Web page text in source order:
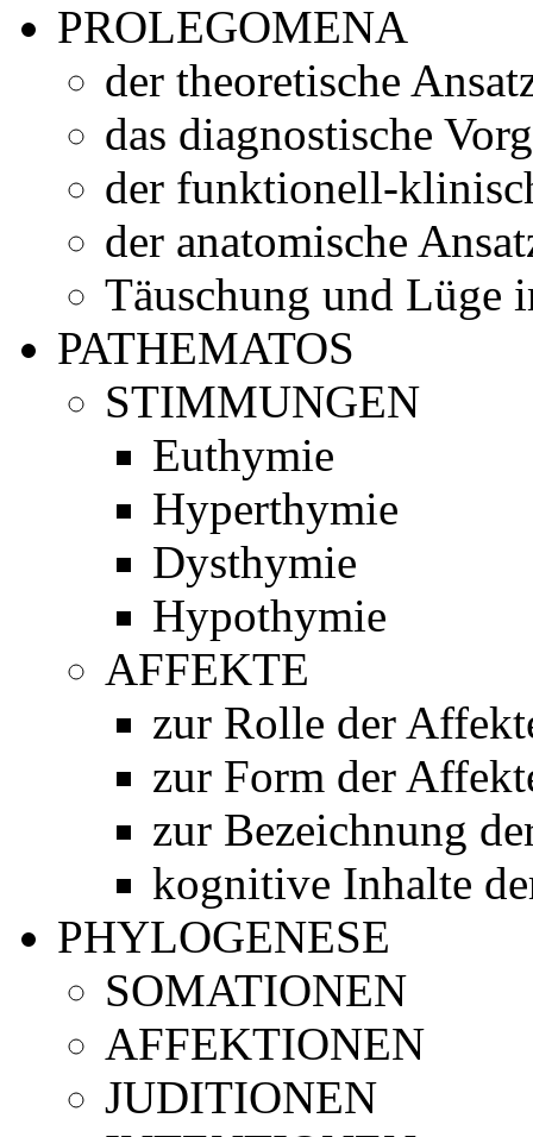
PROLEGOMENA
der theoretische
das diagnostische
der funktionell-
der anatomische
Täuschung und Lüge
PATHEMATOS
STIMMUNGEN
Euthymie
Hyperthymie
Dysthymie
Hypothymie
AFFEKTE
zur Rolle der
zur Form der
zur Bezeichnung
kognitive Inhalte
PHYLOGENESE
SOMATIONEN
AFFEKTIONEN
JUDITIONEN